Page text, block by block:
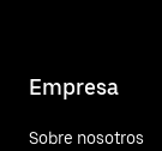
Empresa
Sobre nosotros